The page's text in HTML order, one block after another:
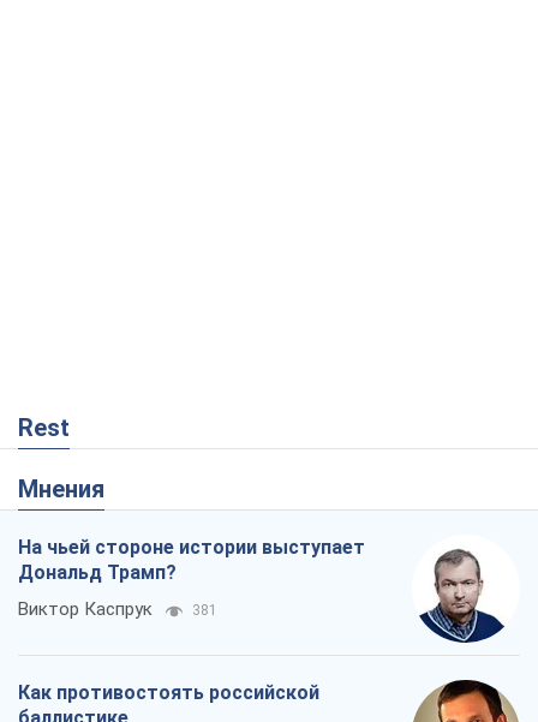
Rest
Мнения
На чьей стороне истории выступает
Дональд Трамп?
Виктор Каспрук 381
Как противостоять российской